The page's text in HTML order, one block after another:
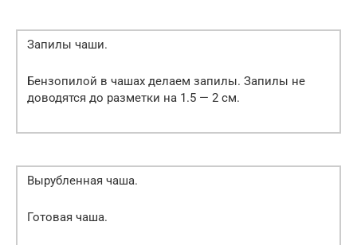
Запилы чаши.
Бензопилой в чашах делаем запилы. Запилы не
доводятся до разметки на 1.5 — 2 см.
Вырубленная чаша.
Готовая чаша.